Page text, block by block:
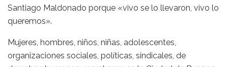
Santiago Maldonado porque «vivo se lo llevaron, vivo lo
queremos».
Mujeres, hombres, niños, niñas, adolescentes,
organizaciones sociales, políticas, sindicales, de